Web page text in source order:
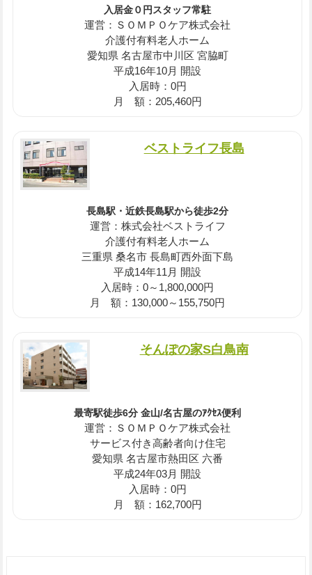
入居金０円スタッフ常駐
運営：ＳＯＭＰＯケア株式会社
介護付有料老人ホーム
愛知県 名古屋市中川区 宮脇町
平成16年10月 開設
入居時：0円
月 額：205,460円
ベストライフ長島
長島駅・近鉄長島駅から徒歩2分
運営：株式会社ベストライフ
介護付有料老人ホーム
三重県 桑名市 長島町西外面下島
平成14年11月 開設
入居時：0～1,800,000円
月 額：130,000～155,750円
そんぽの家S白鳥南
最寄駅徒歩6分 金山/名古屋のｱｸｾｽ便利
運営：ＳＯＭＰＯケア株式会社
サービス付き高齢者向け住宅
愛知県 名古屋市熱田区 六番
平成24年03月 開設
入居時：0円
月 額：162,700円